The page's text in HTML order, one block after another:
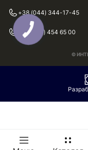
+38 (044) 344-17-45
+38 (075) 454 65 00
©